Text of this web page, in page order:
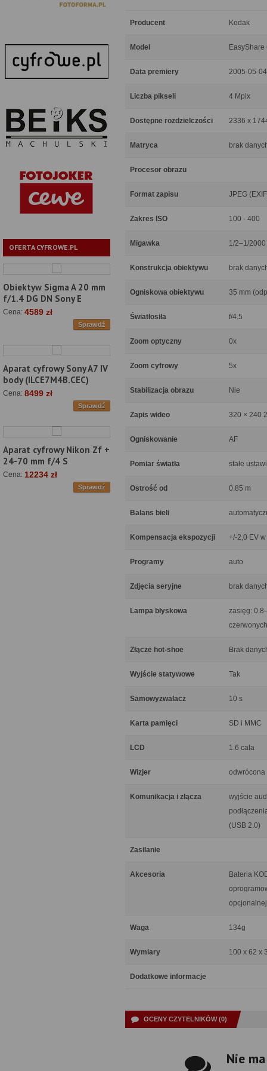
OFERTA CYFROWE.PL
Obiektyw Sigma A 20 mm
f/1.4 DG DN Sony E
Cena: 4589 zł
Sprawdź
Aparat cyfrowy Sony A7 IV
body (ILCE7M4B.CEC)
Cena: 8499 zł
Sprawdź
Aparat cyfrowy Nikon Zf +
24-70 mm f/4 S
Cena: 12234 zł
Sprawdź
Producent Kodak
Model EasyShare
Data premiery 2005-05-04
Liczba pikseli 4 Mpix
Dostępne rozdzielczości 2336 x
Matryca brak
Procesor obrazu
Format zapisu JPEG
Zakres ISO 100 - 400
Migawka 1/2–1/2000
Konstrukcja obiektywu brak
Ogniskowa obiektywu 35 mm
Światłosiła f/4.5
Zoom optyczny 0x
Zoom cyfrowy 5x
Stabilizacja obrazu Nie
Zapis wideo 320 × 240
Ogniskowanie AF
Pomiar światła stałe
Ostrość od 0.85 m
Balans bieli
Kompensacja ekspozycji +/-2,0 EV
Programy auto
Zdjęcia seryjne brak
Lampa błyskowa
zasięg:
Złącze hot-shoe Brak
Wyjście statywowe Tak
Samowyzwalacz 10 s
Karta pamięci SD i MMC
LCD 1.6 cala
Wizjer odwrócona
Komunikacja i złącza
wyjście
(USB 2.0)
Zasilanie
Akcesoria
Bateria
Waga 134g
Wymiary 100 x 62 x
Dodatkowe informacje
OCENY CZYTELNIKÓW (0)
Nie